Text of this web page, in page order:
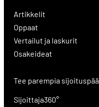
Artikkelit
Oppaat
Vertailut ja laskurit
Osakeideat
Tee parempia
Sijoittaja360°